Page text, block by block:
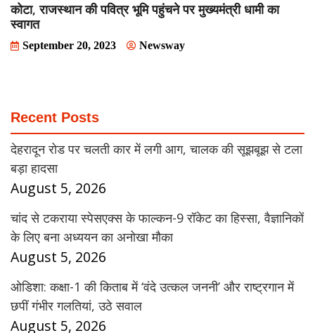
कोटा, राजस्थान की पवित्र भूमि पहुंचने पर मुख्यमंत्री धामी का
स्वागत
September 20, 2023 Newsway
Recent Posts
देहरादून रोड पर चलती कार में लगी आग, चालक की सूझबूझ से टला
बड़ा हादसा
August 5, 2026
चांद से टकराया स्पेसएक्स के फाल्कन-9 रॉकेट का हिस्सा, वैज्ञानिकों
के लिए बना अध्ययन का अनोखा मौका
August 5, 2026
ओडिशा: कक्षा-1 की किताब में ‘वंदे उत्कल जननी’ और राष्ट्रगान में
छपीं गंभीर गलतियां, उठे सवाल
August 5, 2026